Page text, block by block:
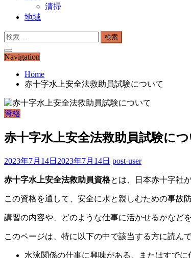
清掃
地域
検
Navigation
Home
赤十字水上安全法救助員試験について
資格
赤十字水上安全法救助員試験に
2023年7月14日 2023年7月14日 post-user
赤十字水上安全法救助員資格とは、日本赤十字社
この資格を通して、安全に水と親しむための事故
講習の内容や、どのような仕事に活かせるかなど
このページは、特に以下の中で該当する方に読ん
水泳関係の仕事に興味がある、またはすでに